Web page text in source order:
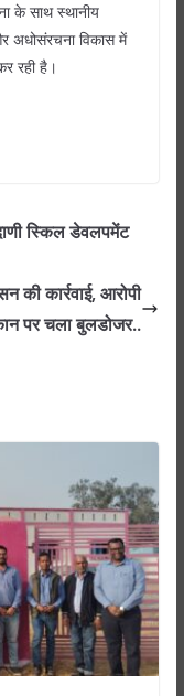
के साथ स्थानीय
अधोसंरचना विकास में
रही है।
स्किल डेवलपमेंट
की कार्रवाई, आरोपी
पर चला बुलडोजर..